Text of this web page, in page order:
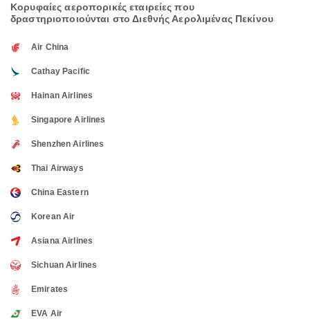
Κορυφαίες αεροπορικές εταιρείες που
δραστηριοποιούνται στο Διεθνής Αερολιμένας Πεκίνου
Air China
Cathay Pacific
Hainan Airlines
Singapore Airlines
Shenzhen Airlines
Thai Airways
China Eastern
Korean Air
Asiana Airlines
Sichuan Airlines
Emirates
EVA Air